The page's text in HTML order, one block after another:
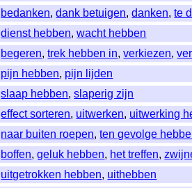
bedanken,dank betuigen,danken,te
dienst hebben,wacht hebben
begeren,trek hebben in,verkiezen,
pijn hebben, pijn lijden
slaap hebben,slaperig zijn
effect sorteren, uitwerken, uitwerking
naar buiten roepen,ten gevolge
boffen,geluk hebben, het treffen,
uitgetrokken hebben, uithebben